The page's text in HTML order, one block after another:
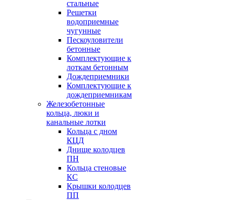
стальные
Решетки
водоприемные
чугунные
Пескоуловители
бетонные
Комплектующие к
лоткам бетонным
Дождеприемники
Комплектующие к
дождеприемникам
Железобетонные
кольца, люки и
канальные лотки
Кольца с дном
КЦД
Днище колодцев
ПН
Кольца стеновые
КС
Крышки колодцев
ПП